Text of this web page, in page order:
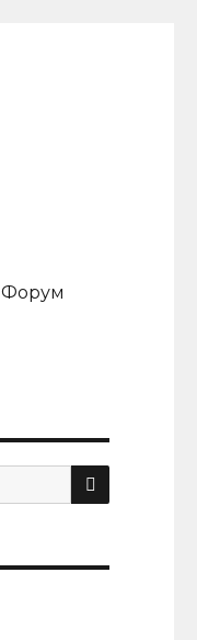
Форум
SEARCH